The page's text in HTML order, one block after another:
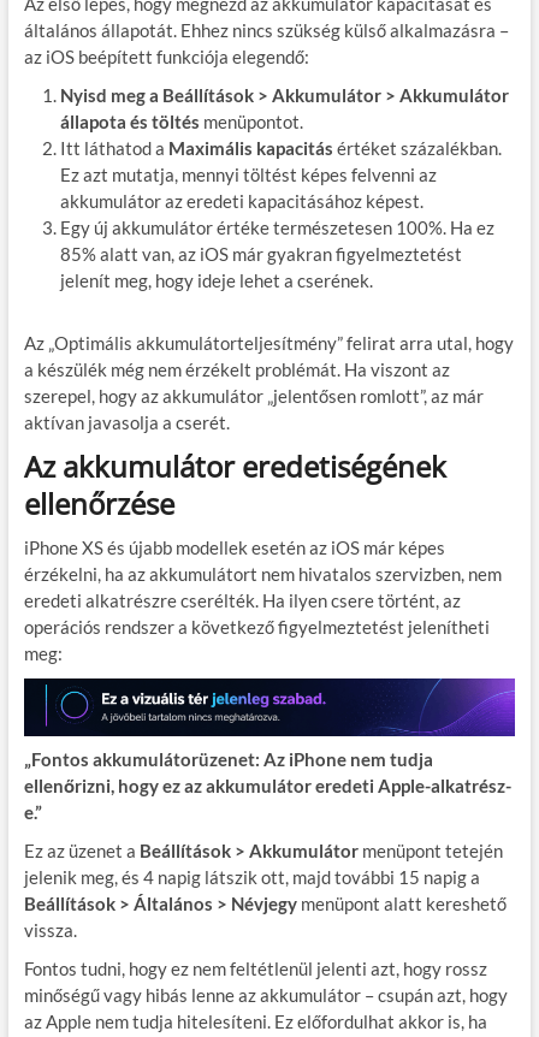
általános állapotát. Ehhez nincs szükség külső alkalmazásra –
az iOS beépített funkciója elegendő:
Nyisd meg a Beállítások > Akkumulátor > Akkumulátor
állapota és töltés menüpontot.
Itt láthatod a Maximális kapacitás értéket százalékban.
Ez azt mutatja, mennyi töltést képes felvenni az
akkumulátor az eredeti kapacitásához képest.
Egy új akkumulátor értéke természetesen 100%. Ha ez
85% alatt van, az iOS már gyakran figyelmeztetést
jelenít meg, hogy ideje lehet a cserének.
Az „Optimális akkumulátorteljesítmény” felirat arra utal, hogy
a készülék még nem érzékelt problémát. Ha viszont az
szerepel, hogy az akkumulátor „jelentősen romlott”, az már
aktívan javasolja a cserét.
Az akkumulátor eredetiségének
ellenőrzése
iPhone XS és újabb modellek esetén az iOS már képes
érzékelni, ha az akkumulátort nem hivatalos szervizben, nem
eredeti alkatrészre cserélték. Ha ilyen csere történt, az
operációs rendszer a következő figyelmeztetést jelenítheti
meg:
„Fontos akkumulátorüzenet: Az iPhone nem tudja
ellenőrizni, hogy ez az akkumulátor eredeti Apple-alkatrész-
e.”
Ez az üzenet a Beállítások > Akkumulátormenüpont tetején
jelenik meg, és 4 napig látszik ott, majd további 15 napig a
Beállítások > Általános > Névjegymenüpont alatt kereshető
vissza.
Fontos tudni, hogy ez nem feltétlenül jelenti azt, hogy rossz
minőségű vagy hibás lenne az akkumulátor – csupán azt, hogy
az Apple nem tudja hitelesíteni. Ez előfordulhat akkor is, ha